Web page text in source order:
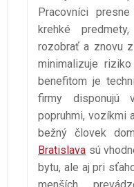
Pracovníci
krehké
rozobrať a znovu
minimalizuje
benefitom je
firmy disponujú
popruhmi, vozíkmi
bežný človek
Bratislava sú
bytu, ale aj pri